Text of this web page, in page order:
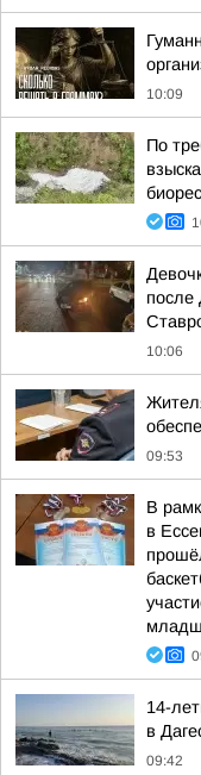
10:09
По
после
10:06
09:53
В
в
14-
в
09:42